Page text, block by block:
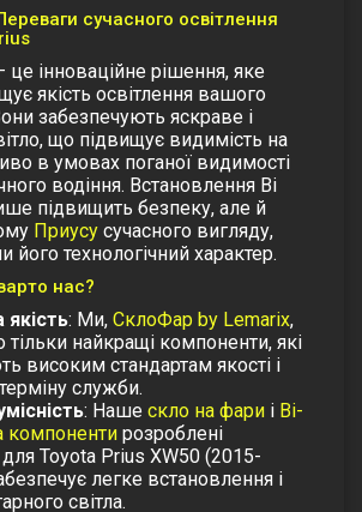
сучасного освітлення
це інноваційне рішення, яке
якість освітлення вашого
забезпечують яскраве і
що підвищує видимість на
в умовах поганої видимості
водіння. Встановлення Bi
підвищить безпеку, але й
Приусу сучасного вигляду,
його технологічний характер.
нас?
якість: Ми, СклоФар by Lemarix,
найкращі компоненти, які
високим стандартам якості і
служби.
: Наше скло на фари і Bi-
компоненти розроблені
Toyota Prius XW50 (2015-
легке встановлення і
світла.